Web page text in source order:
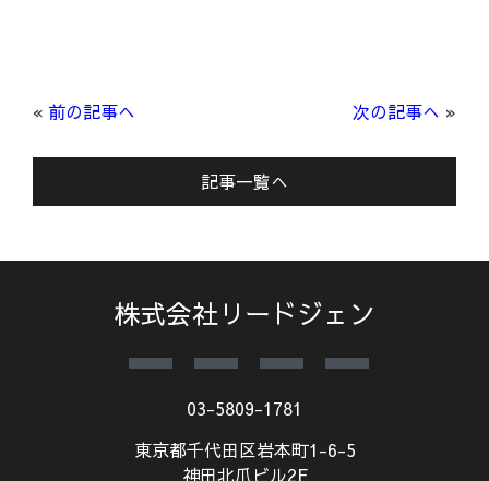
« 前の記事へ 次の記事へ »
記事一覧へ
株式会社リードジェン
03-5809-1781
東京都千代田区岩本町1-6-5
神田北爪ビル2F